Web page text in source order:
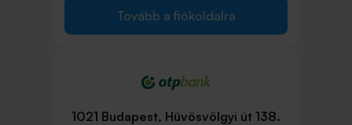
Tovább a fiókoldalra
1021 Budapest, Hüvösvölgyi út 138.